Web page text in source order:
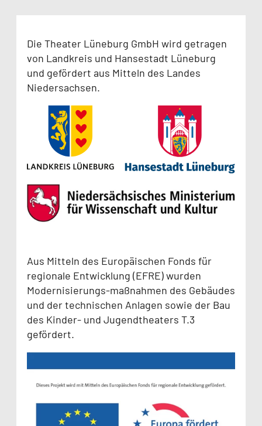
Die Theater Lüneburg GmbH wird getragen
von Landkreis und Hansestadt Lüneburg
und gefördert aus Mitteln des Landes
Niedersachsen.
Aus Mitteln des Europäischen Fonds für
regionale Entwicklung (EFRE) wurden
Modernisierungs-maßnahmen des Gebäudes
und der technischen Anlagen sowie der Bau
des Kinder- und Jugendtheaters T.3
gefördert.